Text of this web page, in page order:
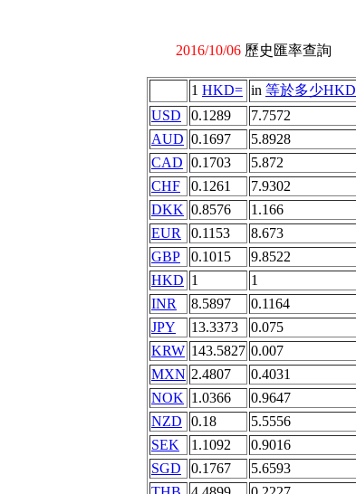
2016/10/06 歷史匯率查詢
1 HKD= in 等於多少HKD
USD
0.1289
7.7572
AUD 0.1697
5.8928
CAD 0.1703
5.872
CHF
0.1261
7.9302
DKK 0.8576
1.166
EUR
0.1153
8.673
GBP
0.1015
9.8522
HKD 1
1
INR
8.5897
0.1164
JPY
13.3373
0.075
KRW 143.5827 0.007
MXN 2.4807
0.4031
NOK 1.0366
0.9647
NZD
0.18
5.5556
SEK
1.1092
0.9016
SGD
0.1767
5.6593